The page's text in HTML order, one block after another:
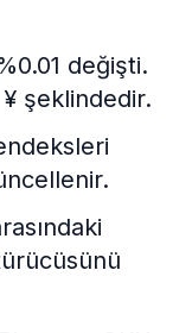
değişti.
şeklindedir.